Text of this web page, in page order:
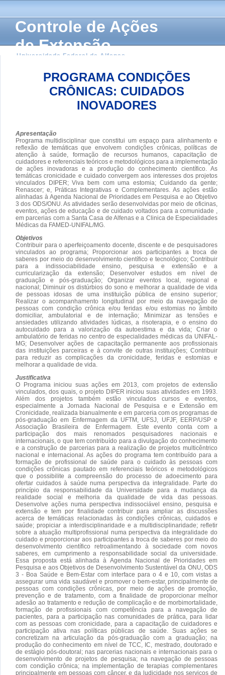
Controle de Ações
de Extensão
Universidade Federal de Alfenas
PROGRAMA CONDIÇÕES
CRÔNICAS: CUIDADOS
INOVADORES
Apresentação
Programa multidisciplinar que constitui um espaço para alinhamento e
reflexão de temáticas que envolvem condições crônicas, políticas de
atenção à saúde, formação de recursos humanos, capacitação de
cuidadores e referenciais teóricos e metodológicos para a implementação
de ações inovadoras e a produção do conhecimento científico. As
temáticas cronicidade e cuidado convergem aos interesses dos projetos
vinculados DIPER; Viva bem com uma estomia; Cuidando da gente;
Renascer; e, Práticas Integrativas e Complementares. As ações estão
alinhadas à Agenda Nacional de Prioridades em Pesquisa e ao Objetivo
3 dos ODS/ONU. As atividades serão desenvolvidas por meio de oficinas,
eventos, ações de educação e de cuidado voltados para a comunidade ,
em parcerias com a Santa Casa de Alfenas e a Clinica de Especialidades
Médicas da FAMED-UNIFAL/MG.
Objetivos
Contribuir para o aperfeiçoamento docente, discente e de pesquisadores
vinculados ao programa; Proporcionar aos participantes a troca de
saberes por meio do desenvolvimento científico e tecnológico; Contribuir
para a indissociabilidade ensino, pesquisa e extensão e a
curricularização da extensão; Desenvolver estudos em nível de
graduação e pós-graduação; Organizar eventos local, regional e
nacional; Diminuir os distúrbios do sono e melhorar a qualidade de vida
de pessoas idosas de uma instituição pública de ensino superior;
Realizar o acompanhamento longitudinal por meio da navegação de
pessoas com condição crônica e/ou feridas e/ou estomias no âmbito
domiciliar, ambulatorial e de internação; Minimizar as tensões e
ansiedades utilizando atividades lúdicas, a risoterapia, e o ensino do
autocuidado para a valorização da autoestima e da vida; Criar o
ambulatório de feridas no centro de especialidades médicas da UNIFAL-
MG; Desenvolver ações de capacitação permanente aos profissionais
das instituições parceiras e à convite de outras instituições; Contribuir
para reduzir as complicações da cronicidade, feridas e estomias e
melhorar a qualidade de vida.
Justificativa
O Programa iniciou suas ações em 2013, com projetos de extensão
vinculados, dos quais, o projeto DIPER iniciou suas atividades em 1993.
Além dos projetos também estão vinculados cursos e eventos,
especialmente a Jornada Nacional de Pesquisa e e Extensão em
Cronicidade, realizada bianualmente e em parceria com os programas de
pós-graduação em Enfermagem da UFTM, UFSJ, UFJF, EERP/USP e
Associação Brasileira de Enfermagem. Este evento conta com a
participação dos mais renomados pesquisadores nacionais e
internacionais, o que tem contribuído para a divulgação do conhecimento
e a construção de parcerias para a realização de projetos multicêntrico
nacional e internacional. As ações do programa tem contribuído para a
formação de profissional de saúde para o cuidado às pessoas com
condições crônicas pautado em referenciais teóricos e metodológicos
que o possibilite a compreensão do processo de adoecimento para
ofertar cuidados à saúde numa perspectiva da integralidade. Parte do
princípio da responsabilidade da Universidade para a mudança da
realidade social e melhoria da qualidade de vida das pessoas.
Desenvolve ações numa perspectiva indissociável ensino, pesquisa e
extensão e tem por finalidade contribuir para ampliar as discussões
acerca de temáticas relacionadas às condições crônicas, cuidados e
saúde; propiciar a interdisciplinaridade e a multidisciplinaridade; refletir
sobre a atuação multiprofissional numa perspectiva da integralidade do
cuidado e proporcionar aos participantes a troca de saberes por meio do
desenvolvimento científico retroalimentando à sociedade com novos
saberes, em cumprimento a responsabilidade social da universidade.
Essa proposta está alinhada à Agenda Nacional de Prioridades em
Pesquisa e aos Objetivos de Desenvolvimento Sustentável da ONU, ODS
3 - Boa Saúde e Bem-Estar com interface para o 4 e 10, com vistas a
assegurar uma vida saudável e promover o bem-estar, principalmente de
pessoas com condições crônicas, por meio de ações de promoção,
prevenção e de tratamento, com a finalidade de proporcionar melhor
adesão ao tratamento e redução de complicação e de morbimortalidade,
formação de profissionais com competência para a navegação de
pacientes, para a participação nas comunidades de prática, para lidar
com as pessoas com cronicidade, para a capacitação de cuidadores e
participação ativa nas políticas públicas de saúde. Suas ações se
concretizam na articulação da pós-graduação com a graduação; na
produção do conhecimento em nível de TCC, IC, mestrado, doutorado e
de estágio pós-doutoral; nas parcerias nacionais e internacionais para o
desenvolvimento de projetos de pesquisa; na navegação de pessoas
com condição crônica; na implementação de terapias complementares
principalmente em pessoas com câncer, e da ludicidade nos serviços de